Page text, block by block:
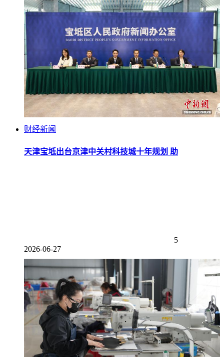
财经新闻
天津宝坻出台京津中关村科技城十年规划 助
5
2026-06-27